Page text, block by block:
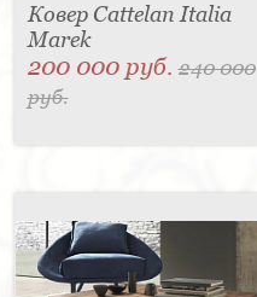
Ковер Cattelan Italia
Marek
200 000 руб.240 000
руб.